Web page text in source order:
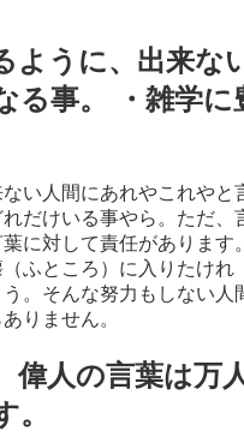
ように、出来な
る事。 ・雑学に
い人間にあれやこれやと
だけいる事やら。ただ、
に対して責任があります
ふところ）に入りたけれ
。そんな努力もしない人
りません。
偉人の言葉は万